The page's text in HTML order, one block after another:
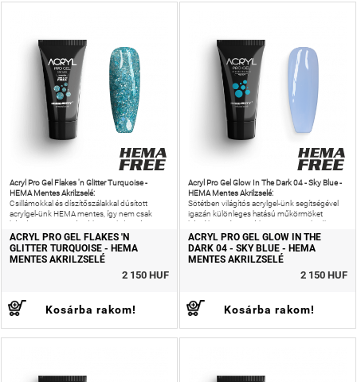
Acryl Pro Gel Flakes 'n Glitter Turquoise -
HEMA Mentes Akrilzselé:
Csillámokkal és díszítőszálakkal dúsított
acrylgel-ünk HEMA mentes, így nem csak
káprázatos ragyogást érhetsz el, de még az
allergiás reakciók kockázatát is
ACRYL PRO GEL FLAKES 'N
GLITTER TURQUOISE - HEMA
MENTES AKRILZSELÉ
2 150 HUF
Kosárba rakom!
Acryl Pro Gel Glow In The Dark 04 - Sky Blue -
HEMA Mentes Akrilzselé:
Sötétben világítós acrylgel-ünk segítségével
igazán különleges hatású műkörmöket
készíthetsz, így sötétben is gyönyörködhetsz
manikűrödben!
ACRYL PRO GEL GLOW IN THE
DARK 04 - SKY BLUE - HEMA
MENTES AKRILZSELÉ
2 150 HUF
Kosárba rakom!